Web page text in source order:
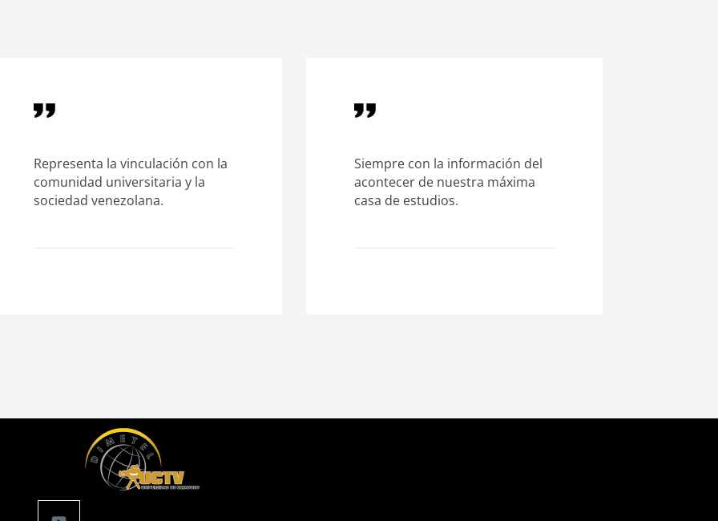
Representa la vinculación con la
comunidad universitaria y la
sociedad venezolana.
Siempre con la información del
acontecer de nuestra máxima
casa de estudios.